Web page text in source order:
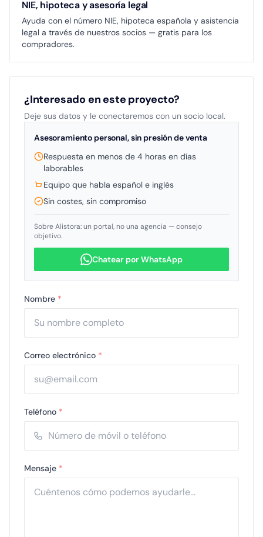
NIE, hipoteca y asesoría legal
Ayuda con el número NIE, hipoteca española y asistencia
legal a través de nuestros socios — gratis para los
compradores.
¿Interesado en este proyecto?
Deje sus datos y le conectaremos con un socio local.
Asesoramiento personal, sin presión de venta
Respuesta en menos de 4 horas en días
laborables
Equipo que habla español e inglés
Sin costes, sin compromiso
Sobre Alistora: un portal, no una agencia — consejo
objetivo.
Chatear por WhatsApp
Nombre *
Correo electrónico *
Teléfono *
Mensaje *